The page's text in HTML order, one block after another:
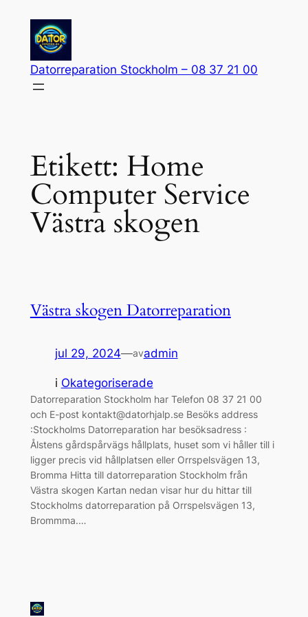
innehåll
Datorreparation Stockholm – 08 37 21 00
Etikett: Home
Computer Service
Västra skogen
Västra skogen Datorreparation
jul 29, 2024—avadmin
i Okategoriserade
Datorreparation Stockholm har Telefon 08 37 21 00
och E-post kontakt@datorhjalp.se Besöks address
:Stockholms Datorreparation har besöksadress :
Ålstens gårdspårvägs hållplats, huset som vi håller till i
ligger precis vid hållplatsen eller Orrspelsvägen 13,
Bromma Hitta till datorreparation Stockholm från
Västra skogen Kartan nedan visar hur du hittar till
Stockholms datorreparation på Orrspelsvägen 13,
Brommma.…